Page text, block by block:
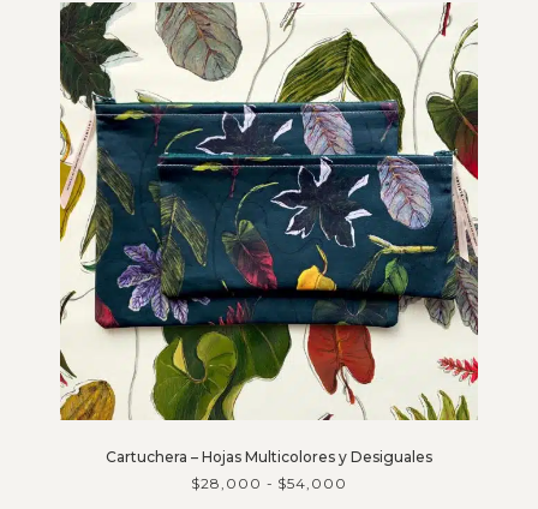
Cartuchera – Hojas Multicolores y Desiguales
$28,000 - $54,000